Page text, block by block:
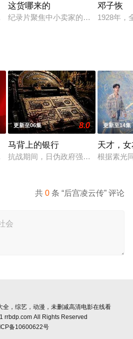
人士王大智来到了陌生的兰香镇，
这货哪来的
纪录片聚焦中小卖家的烟火人情味。
邓子恢
1928年，
孟廷辉，大平王朝有史以来个以女
更新至06集 8.0
马背上的银行
抗战期间，日伪政府强行推广、使用
更新至14集
天才，
根据素光
共0 条 “后宫凌云传” 评论
全，综艺，动漫，未删减高清电影在线看
rrbdp.com All Rights Reserved
备10600622号